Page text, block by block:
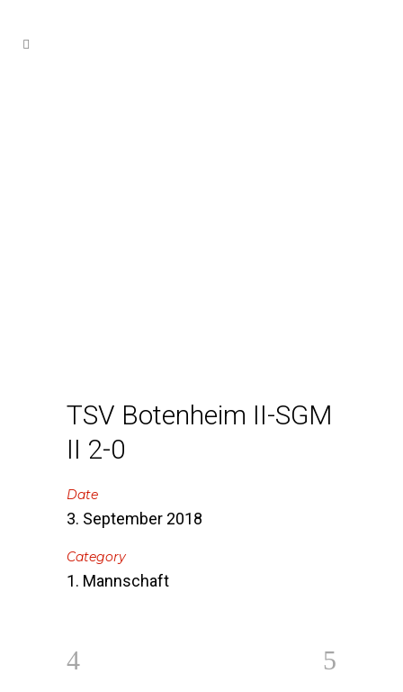
TSV Botenheim II-SGM
II 2-0
Date
3. September 2018
Category
1. Mannschaft